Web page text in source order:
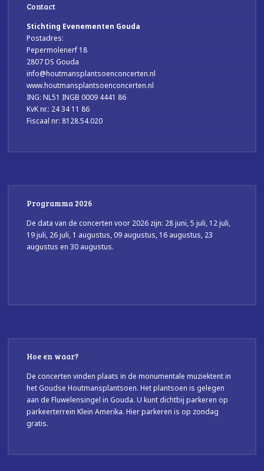
Contact
Stichting Evenementen Gouda
Postadres:
Pepermolenerf 18
2807 DS Gouda
info@houtmansplantsoenconcerten.nl
www.houtmansplantsoenconcerten.nl
ING: NL51 INGB 0009 4441 86
KvK nr.: 24 34 11 86
Fiscaal nr: 8128.54.020
Programma 2026
De data van de concerten voor 2026 zijn: 28 juni, 5 juli, 12 juli,
19 juli, 26 juli, 1 augustus, 09 augustus, 16 augustus, 23
augustus en 30 augustus.
Hoe en waar?
De concerten vinden plaats in de monumentale muziektent in
het Goudse Houtmansplantsoen. Het plantsoen is gelegen
aan de Fluwelensingel in Gouda. U kunt dichtbij parkeren op
parkeerterrein Klein Amerika. Hier parkeren is op zondag
gratis.